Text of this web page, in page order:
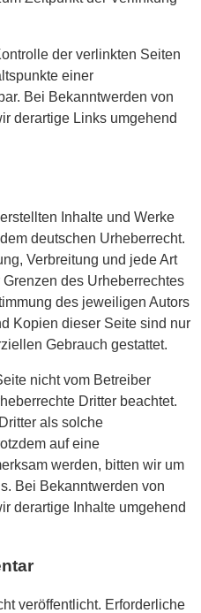
der verlinkten Seiten
einer
Bei Bekanntwerden von
derartige Links umgehend
Inhalte und Werke
deutschen Urheberrecht.
Verbreitung und jede Art
des Urheberrechtes
des jeweiligen Autors
Kopien dieser Seite sind nur
Gebrauch gestattet.
nicht vom Betreiber
Dritter beachtet.
als solche
auf eine
werden, bitten wir um
Bei Bekanntwerden von
derartige Inhalte umgehend
veröffentlicht. Erforderliche